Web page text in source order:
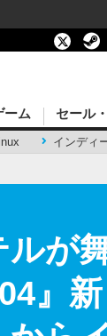
インディ
ーム セール
が
』